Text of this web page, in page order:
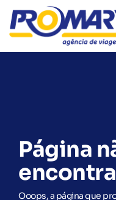
Página
Ooops, a página que